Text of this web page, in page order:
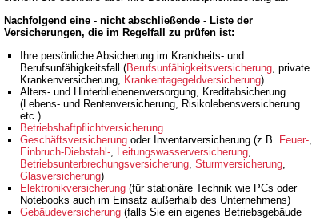
Nachfolgend eine - nicht abschließende - Liste der
Versicherungen, die im Regelfall zu prüfen ist:
Ihre persönliche Absicherung im Krankheits- und
Berufsunfähigkeitsfall (Berufsunfähigkeitsversicherung, private
Krankenversicherung, Krankentagegeldversicherung)
Alters- und Hinterbliebenenversorgung, Kreditabsicherung
(Lebens- und Rentenversicherung, Risikolebensversicherung
etc.)
Betriebshaftpflichtversicherung
Geschäftsversicherung oder Inventarversicherung (z.B. Feuer-,
Einbruch-Diebstahl-, Leitungswasserversicherung,
Betriebsunterbrechungsversicherung, Sturmversicherung,
Glasversicherung)
Elektronikversicherung (für stationäre Technik wie PCs oder
Notebooks auch im Einsatz außerhalb des Unternehmens)
Gebäudeversicherung (falls Sie ein eigenes Betriebsgebäude